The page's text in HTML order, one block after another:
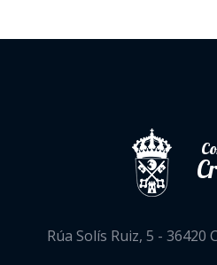
Rúa Solís Ruiz, 5 - 36420